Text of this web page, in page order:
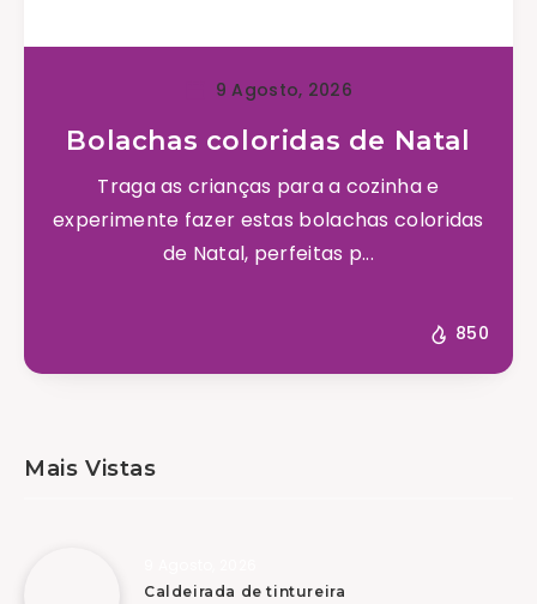
9 Agosto, 2026
Bolachas coloridas de Natal
Traga as crianças para a cozinha e
experimente fazer estas bolachas coloridas
de Natal, perfeitas p...
850
Mais Vistas
Caldeirada de tintureira